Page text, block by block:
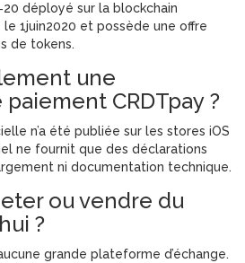
déployé sur la blockchain
1juin2020 et possède une offre
de tokens.
une
CRDTpay ?
n’a été publiée sur les stores iOS
ne fournit que des déclarations
ni documentation technique.
ou vendre du
?
grande plateforme d’échange.